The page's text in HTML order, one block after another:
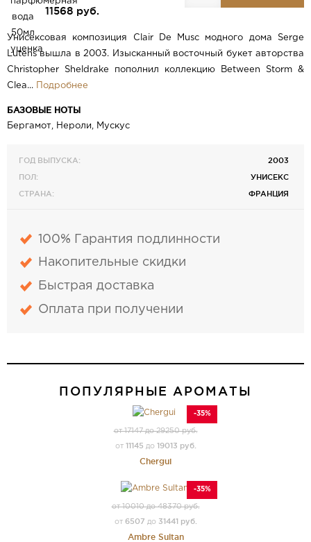
11568 руб.
Унисексовая композиция Clair De Musc модного дома Serge
Lutens вышла в 2003. Изысканный восточный букет авторства
Christopher Sheldrake пополнил коллекцию Between Storm &
Clea... Подробнее
БАЗОВЫЕ НОТЫ
Бергамот, Нероли, Мускус
ГОД ВЫПУСКА:
2003
ПОЛ:
УНИСЕКС
СТРАНА:
ФРАНЦИЯ
100% Гарантия подлинности
Накопительные скидки
Быстрая доставка
Оплата при получении
ПОПУЛЯРНЫЕ АРОМАТЫ
-35%
от 17147 до 29250 руб.
от 11145 до 19013 руб.
Chergui
-35%
от 10010 до 48370 руб.
от 6507 до 31441 руб.
Ambre Sultan